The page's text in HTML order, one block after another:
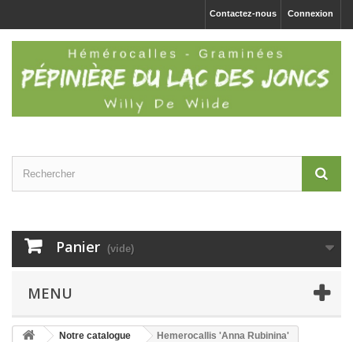
Connexion
Contactez-nous
Panier (vide)
MENU
Notre catalogue Hemerocallis 'Anna Rubinina'